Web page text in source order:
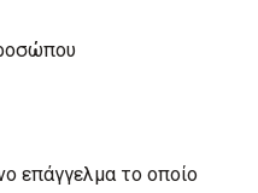
επάγγελμα το οποίο